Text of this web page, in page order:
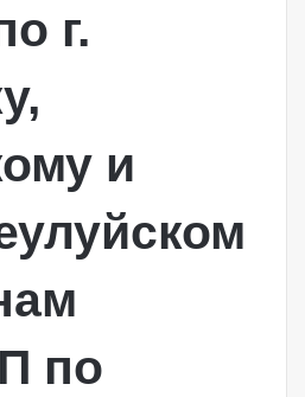
г.
и
по